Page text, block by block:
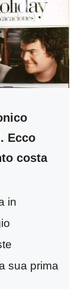
Ecco
costa
in
sua prima